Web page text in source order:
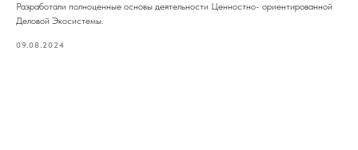
Разработали полноценные основы деятельности Ценностно- ориентированной
Деловой Экосистемы.
09.08.2024